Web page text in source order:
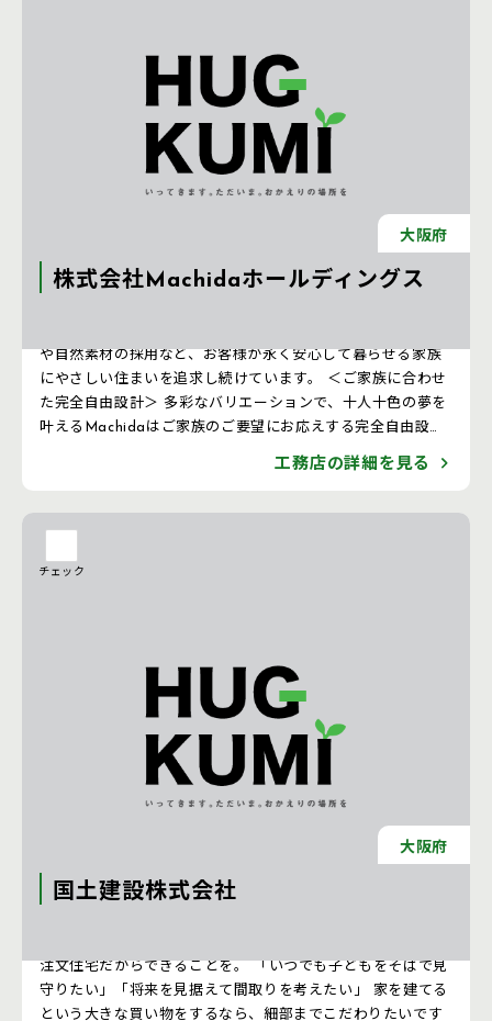
大阪府
株式会社Machidaホールディングス
や自然素材の採用など、お客様が永く安心して暮らせる家族
にやさしい住まいを追求し続けています。 ＜ご家族に合わせ
た完全自由設計＞ 多彩なバリエーションで、十人十色の夢を
叶えるMachidaはご家族のご要望にお応えする完全自由設計
工務店の詳細を見る
チェック
大阪府
国土建設株式会社
注文住宅だからできることを。 「いつでも子どもをそばで見
守りたい」「将来を見据えて間取りを考えたい」 家を建てる
という大きな買い物をするなら、細部までこだわりたいです